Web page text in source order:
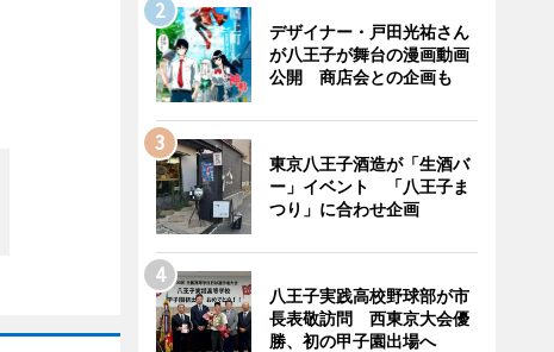
デザイナー・戸田光祐さん
が八王子が舞台の漫画動画
公開 商店会との企画も
東京八王子酒造が「生酒バ
ー」イベント 「八王子ま
つり」に合わせ企画
八王子実践高校野球部が市
長表敬訪問 西東京大会優
勝、初の甲子園出場へ